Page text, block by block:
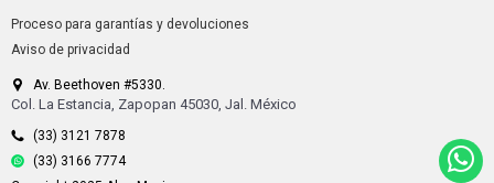
Proceso para garantías y devoluciones
Aviso de privacidad
Av. Beethoven #5330.
Col. La Estancia, Zapopan 45030, Jal. México
(33) 3121 7878
(33) 3166 7774